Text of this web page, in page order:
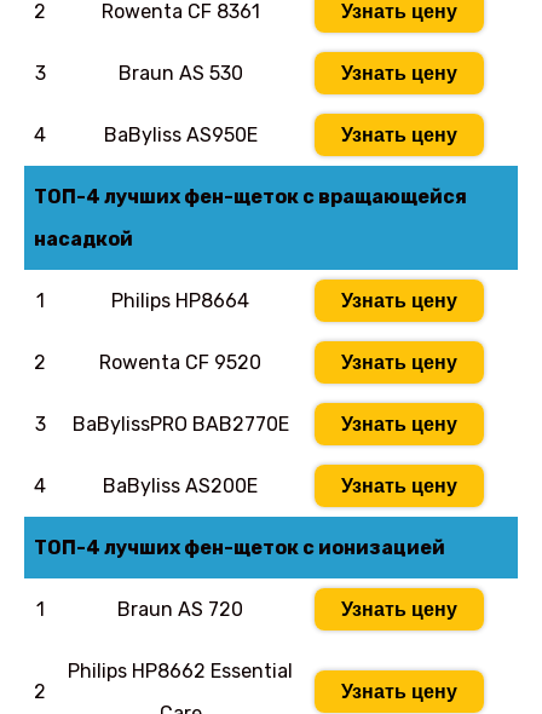
2 Rowenta CF 8361 Узнать цену
3 Braun AS 530 Узнать цену
4 BaByliss AS950E Узнать цену
ТОП-4 лучших фен-щеток с вращающейся
насадкой
1 Philips HP8664 Узнать цену
2 Rowenta CF 9520 Узнать цену
3 BaBylissPRO BAB2770E Узнать цену
4 BaByliss AS200E Узнать цену
ТОП-4 лучших фен-щеток с ионизацией
1 Braun AS 720 Узнать цену
2
Philips HP8662 Essential
Узнать цену